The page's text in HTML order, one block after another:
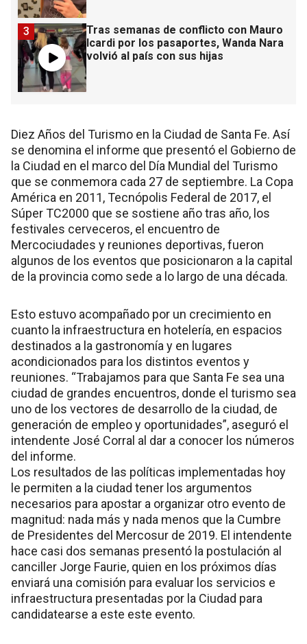
Tras semanas de conflicto con Mauro
Icardi por los pasaportes, Wanda Nara
volvió al país con sus hijas
3
Diez Años del Turismo en la Ciudad de Santa Fe. Así
se denomina el informe que presentó el Gobierno de
la Ciudad en el marco del Día Mundial del Turismo
que se conmemora cada 27 de septiembre. La Copa
América en 2011, Tecnópolis Federal de 2017, el
Súper TC2000 que se sostiene año tras año, los
festivales cerveceros, el encuentro de
Mercociudades y reuniones deportivas, fueron
algunos de los eventos que posicionaron a la capital
de la provincia como sede a lo largo de una década.
Esto estuvo acompañado por un crecimiento en
cuanto la infraestructura en hotelería, en espacios
destinados a la gastronomía y en lugares
acondicionados para los distintos eventos y
reuniones. “Trabajamos para que Santa Fe sea una
ciudad de grandes encuentros, donde el turismo sea
uno de los vectores de desarrollo de la ciudad, de
generación de empleo y oportunidades”, aseguró el
intendente José Corral al dar a conocer los números
del informe.
Los resultados de las políticas implementadas hoy
le permiten a la ciudad tener los argumentos
necesarios para apostar a organizar otro evento de
magnitud: nada más y nada menos que la Cumbre
de Presidentes del Mercosur de 2019. El intendente
hace casi dos semanas presentó la postulación al
canciller Jorge Faurie, quien en los próximos días
enviará una comisión para evaluar los servicios e
infraestructura presentadas por la Ciudad para
candidatearse a este este evento.